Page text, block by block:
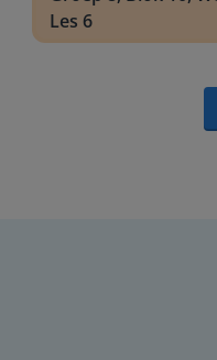
Les 6